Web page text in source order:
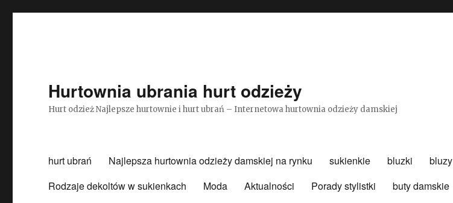
Hurtownia ubrania hurt odzieży
Hurt odzież Najlepsze hurtownie i hurt ubrań – Internetowa hurtownia odzieży damskiej
hurt ubrań Najlepsza hurtownia odzieży damskiej na rynku sukienkie bluzki bluzy
Rodzaje dekoltów w sukienkach
Moda Aktualności Porady stylistki buty damskie